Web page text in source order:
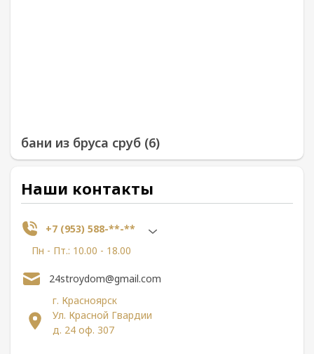
бани из бруса сруб (6)
Наши контакты
+7 (953) 588-**-**
Пн - Пт.: 10.00 - 18.00
г. Красноярск
Ул. Красной Гвардии
д. 24 оф. 307
24stroydom@gmail.com